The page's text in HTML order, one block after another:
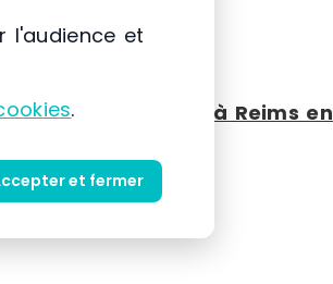
occasion à Reims en
l'audience et
.
et fermer